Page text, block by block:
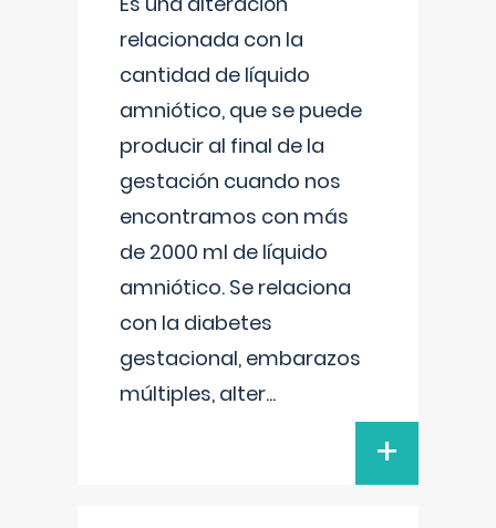
relacionada con la
cantidad de líquido
amniótico, que se puede
producir al final de la
gestación cuando nos
encontramos con más
de 2000 ml de líquido
amniótico. Se relaciona
con la diabetes
gestacional, embarazos
múltiples, alter...
+